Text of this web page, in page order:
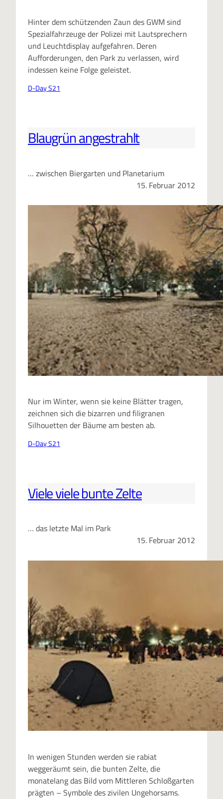
Hinter dem schützenden Zaun des GWM sind
Spezialfahrzeuge der Polizei mit Lautsprechern
und Leuchtdisplay aufgefahren. Deren
Aufforderungen, den Park zu verlassen, wird
indessen keine Folge geleistet.
D-Day S21
Blaugrün angestrahlt
… zwischen Biergarten und Planetarium
15. Februar 2012
Nur im Winter, wenn sie keine Blätter tragen,
zeichnen sich die bizarren und filigranen
Silhouetten der Bäume am besten ab.
D-Day S21
Viele viele bunte Zelte
… das letzte Mal im Park
15. Februar 2012
In wenigen Stunden werden sie rabiat
weggeräumt sein, die bunten Zelte, die
monatelang das Bild vom Mittleren Schloßgarten
prägten – Symbole des zivilen Ungehorsams.